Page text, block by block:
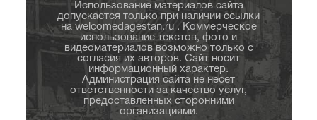
Использование материалов сайта
допускается только при наличии ссылки
на welcomedagestan.ru . Коммерческое
использование текстов, фото и
видеоматериалов возможно только с
согласия их авторов. Сайт носит
информационный характер.
Администрация сайта не несет
ответственности за качество услуг,
предоставленных сторонними
организациями.